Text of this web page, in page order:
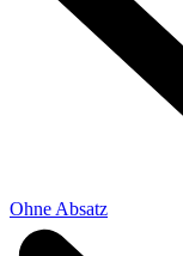
Ohne Absatz